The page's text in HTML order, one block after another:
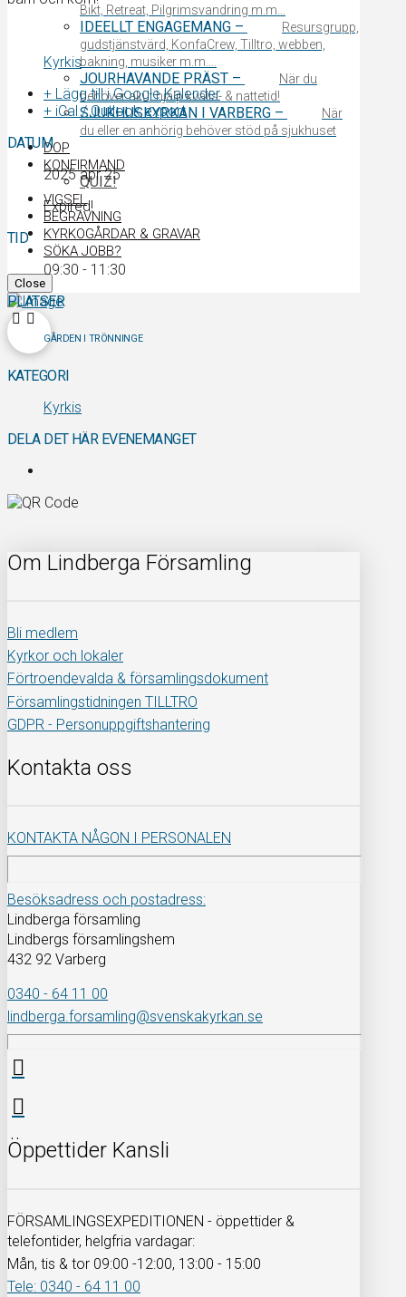
Bikt, Retreat, Pilgrimsvandring m.m…
IDEELLT ENGAGEMANG –
Resursgrupp,
gudstjänstvärd, KonfaCrew, Tilltro, webben,
bakning, musiker m.m….
JOURHAVANDE PRÄST –
När du
behöver akut hjälp kvälls- & nattetid!
SJUKHUSKYRKAN I VARBERG –
När
du eller en anhörig behöver stöd på sjukhuset
DOP
KONFIRMAND
QUIZ!
VIGSEL
BEGRAVNING
KYRKOGÅRDAR & GRAVAR
SÖKA JOBB?
Close
Kyrkis
+ Lägg till i Google Kalender
+ iCal / Outlook export
DATUM
2025 apr 25
Expired!
TID
09:30 - 11:30
PLATSER
GÅRDEN I TRÖNNINGE
KATEGORI
Kyrkis
DELA DET HÄR EVENEMANGET
Om Lindberga Församling
Bli medlem
Kyrkor och lokaler
Förtroendevalda & församlingsdokument
Församlingstidningen TILLTRO
GDPR - Personuppgiftshantering
Kontakta oss
KONTAKTA NÅGON I PERSONALEN
Besöksadress och postadress:
Lindberga församling
Lindbergs församlingshem
432 92 Varberg
0340 - 64 11 00
lindberga.forsamling@svenskakyrkan.se
Öppettider Kansli
FÖRSAMLINGSEXPEDITIONEN - öppettider &
telefontider, helgfria vardagar:
Mån, tis & tor 09:00 -12:00, 13:00 - 15:00
Tele: 0340 - 64 11 00